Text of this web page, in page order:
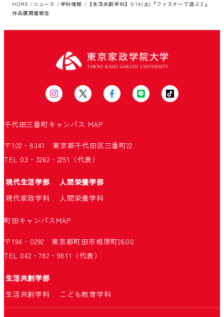
HOME ニュース 学科情報
【生活共創学科】3/14(土)『ファスナーで遊ぶ２』
作品展開催報告
千代田三番町キャンパス MAP
〒102‐8341 東京都千代田区三番町22
TEL 03‐3262‐2251（代表）
現代生活学部
人間栄養学部
現代家政学科
人間栄養学科
町田キャンパスMAP
〒194‐0292 東京都町田市相原町2600
TEL 042‐782‐9811（代表）
生活共創学部
生活共創学科
こども教育学科